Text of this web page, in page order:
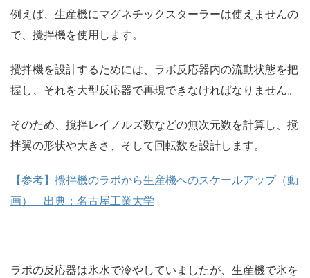
例えば、生産機にマグネチックスターラーは使えませんの
で、攪拌機を使用します。
攪拌機を設計するためには、ラボ反応器内の流動状態を把
握し、それを大型反応器で再現できなければなりません。
そのため、撹拌レイノルズ数などの無次元数を計算し、撹
拌翼の形状や大きさ、そして回転数を設計します。
【参考】攪拌機のラボから生産機へのスケールアップ（動
画） 出典：名古屋工業大学
ラボの反応器は氷水で冷やしていましたが、生産機で氷を